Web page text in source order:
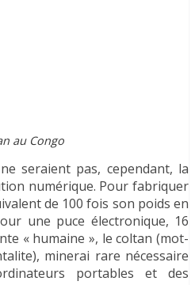
au Congo
seraient pas, cependant, la
numérique. Pour fabriquer
de 100 fois son poids en
une puce électronique, 16
« humaine », le coltan (mot-
minerai rare nécessaire
portables et des